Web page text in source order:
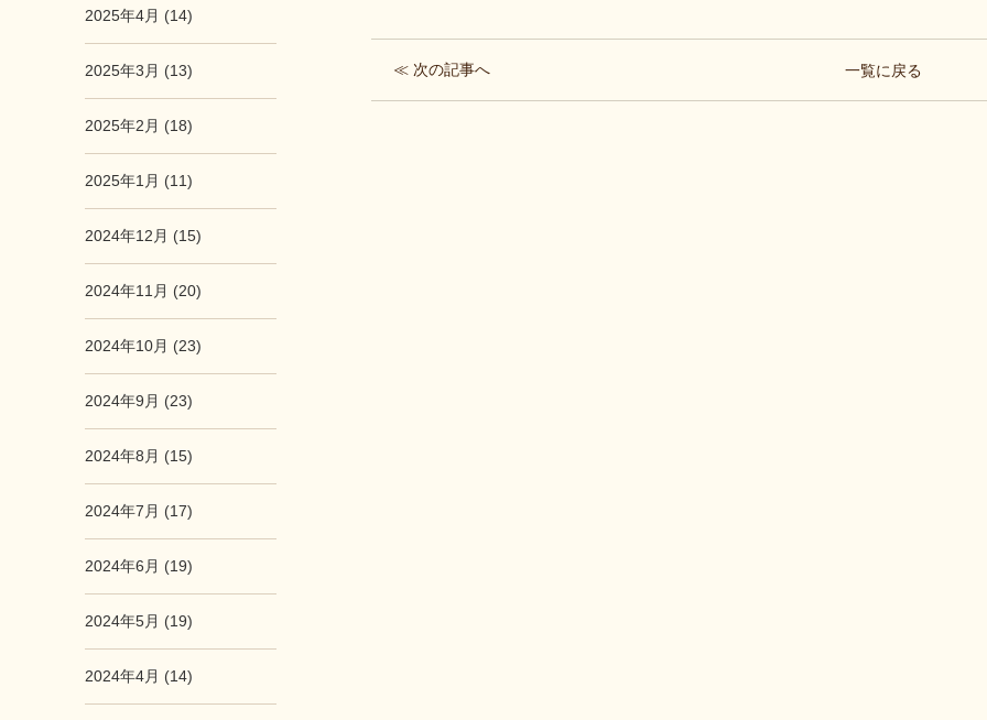
2025年4月 (14)
2025年3月 (13)
2025年2月 (18)
2025年1月 (11)
2024年12月 (15)
2024年11月 (20)
2024年10月 (23)
2024年9月 (23)
2024年8月 (15)
2024年7月 (17)
2024年6月 (19)
2024年5月 (19)
2024年4月 (14)
≪ 次の記事へ 一覧に戻る